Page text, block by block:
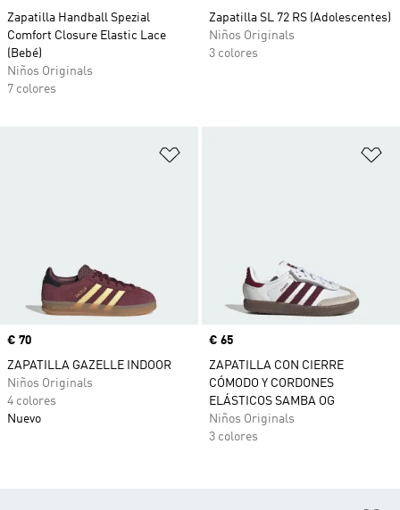
Zapatilla Handball Spezial
Comfort Closure Elastic Lace
(Bebé)
Niños Originals
7 colores
Zapatilla SL 72 RS (Adolescentes)
Niños Originals
3 colores
Precio
€ 70
ZAPATILLA GAZELLE INDOOR
Niños Originals
4 colores
Nuevo
Precio
€ 65
ZAPATILLA CON CIERRE
CÓMODO Y CORDONES
ELÁSTICOS SAMBA OG
Niños Originals
3 colores